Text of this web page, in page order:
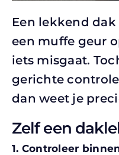
Een lekkend
een muffe geur
iets misgaat.
gerichte
dan weet je
Zelf een
1. Controleer